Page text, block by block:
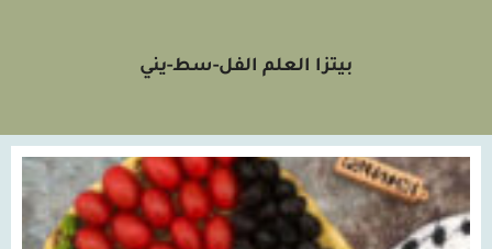
بيتزا العلم الفل-سط-يني